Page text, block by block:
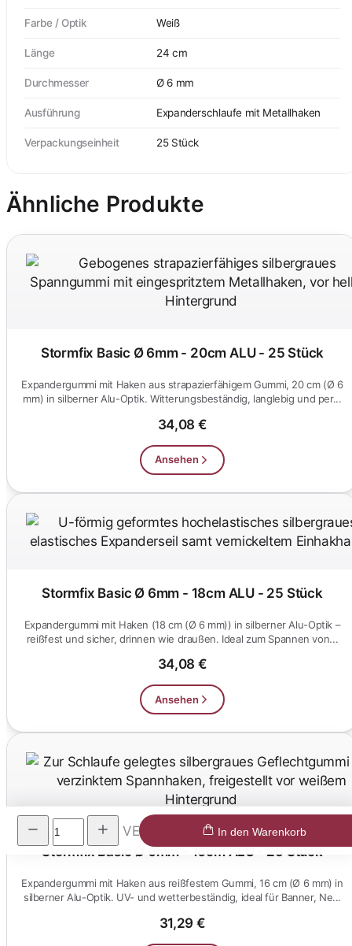
Farbe / Optik Weiß
Länge 24 cm
Durchmesser Ø 6 mm
Ausführung Expanderschlaufe mit Metallhaken
Verpackungseinheit 25 Stück
Ähnliche Produkte
Stormfix Basic Ø 6mm - 20cm ALU - 25 Stück
Expandergummi mit Haken aus strapazierfähigem Gummi, 20 cm (Ø 6
mm) in silberner Alu-Optik. Witterungsbeständig, langlebig und per...
34,08 €
Ansehen
Stormfix Basic Ø 6mm - 18cm ALU - 25 Stück
Expandergummi mit Haken (18 cm (Ø 6 mm)) in silberner Alu-Optik –
reißfest und sicher, drinnen wie draußen. Ideal zum Spannen von...
34,08 €
Ansehen
Stormfix Basic Ø 6mm - 16cm ALU - 25 Stück
Expandergummi mit Haken aus reißfestem Gummi, 16 cm (Ø 6 mm) in
silberner Alu-Optik. UV- und wetterbeständig, ideal für Banner, Ne...
31,29 €
VE In den Warenkorb